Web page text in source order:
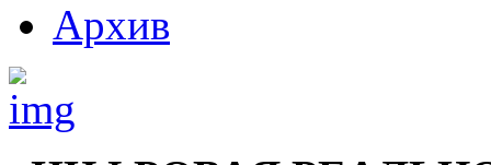
Архив